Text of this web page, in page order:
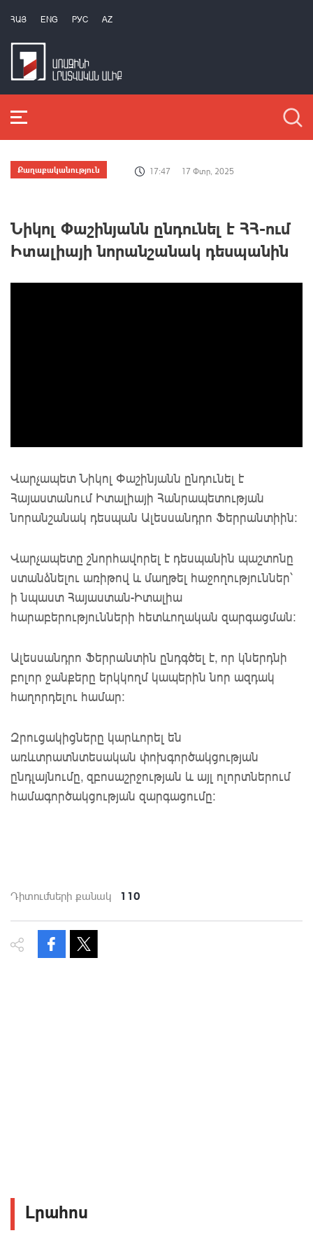
ՀԱՅ ENG РУС AZ
Քաղաքականություն 17:47 17 Փտր, 2025
Նիկոլ Փաշինյանն ընդունել է ՀՀ-ում
Իտալիայի նորանշանակ դեսպանին
Վարչապետ Նիկոլ Փաշինյանն ընդունել է
Հայաստանում Իտալիայի Հանրապետության
նորանշանակ դեսպան Ալեսսանդրո Ֆերրանտիին:
Վարչապետը շնորհավորել է դեսպանին պաշտոնը
ստանձնելու առիթով և մաղթել հաջողություններ՝
ի նպաստ Հայաստան-Իտալիա
հարաբերությունների հետևողական զարգացման:
Ալեսսանդրո Ֆերրանտին ընդգծել է, որ կներդնի
բոլոր ջանքերը երկկողմ կապերին նոր ազդակ
հաղորդելու համար:
Զրուցակիցները կարևորել են
առևտրատնտեսական փոխգործակցության
ընդլայնումը, զբոսաշրջության և այլ ոլորտներում
համագործակցության զարգացումը:
Դիտումների քանակ 110
Լրահոս